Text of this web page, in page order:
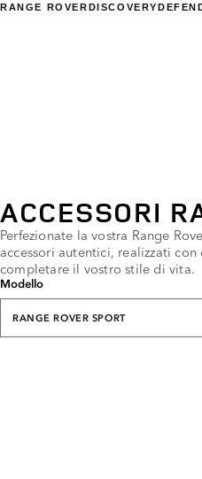
RANGE ROVERDISCOVERY
ACCESSORI
Perfezionate la vostra Range
accessori autentici, realizzati con
completare il vostro stile di vita.
Modello
RANGE ROVER SPORT